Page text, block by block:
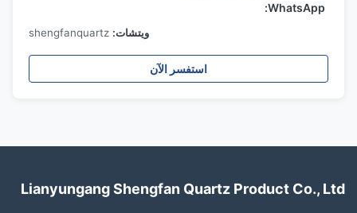
WhatsApp:
ويتشات: shengfanquartz
استفسر الآن
Lianyungang Shengfan Quartz Product Co., Ltd